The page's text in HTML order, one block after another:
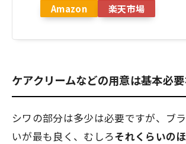
Amazon 楽天市場
ケアクリームなどの用意は基本必
シワの部分は多少は必要ですが、ブ
いが最も良く、むしろそれくらいの